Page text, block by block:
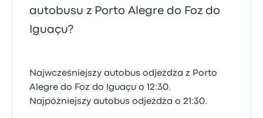
autobusu z Porto Alegre do Foz do
Iguaçu?
Najwcześniejszy autobus odjeżdża z Porto
Alegre do Foz do Iguaçu o 12:30.
Najpóźniejszy autobus odjeżdża o 21:30.